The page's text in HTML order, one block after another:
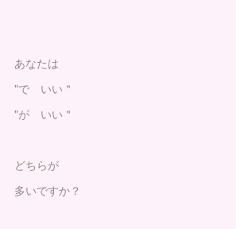
あなたは
"で いい＂
"が いい＂
どちらが
多いですか？